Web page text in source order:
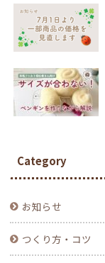
Category
お知らせ
つくり方・コツ